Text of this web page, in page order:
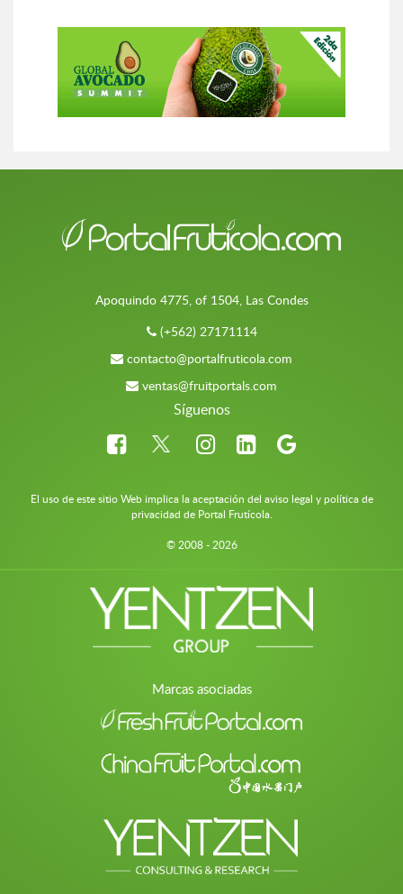
Apoquindo 4775, of 1504, Las Condes
(+562) 27171114
contacto@portalfruticola.com
ventas@fruitportals.com
Síguenos
El uso de este sitio Web implica la aceptación del aviso legal y política de
privacidad de Portal Frutícola.
© 2008 - 2026
Marcas asociadas